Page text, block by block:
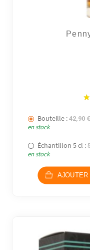
Bouteille : 42,90
en stock
Échantillon 5 cl :
en stock
AJOUTER